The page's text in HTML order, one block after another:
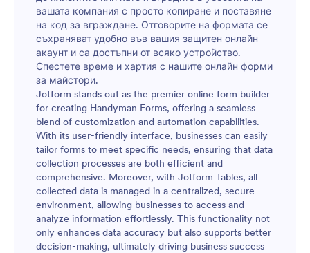
вашата компания с просто копиране и поставяне
на код за вграждане. Отговорите на формата се
съхраняват удобно във вашия защитен онлайн
акаунт и са достъпни от всяко устройство.
Спестете време и хартия с нашите онлайн форми
за майстори.
Jotform stands out as the premier online form builder
for creating Handyman Forms, offering a seamless
blend of customization and automation capabilities.
With its user-friendly interface, businesses can easily
tailor forms to meet specific needs, ensuring that data
collection processes are both efficient and
comprehensive. Moreover, with Jotform Tables, all
collected data is managed in a centralized, secure
environment, allowing businesses to access and
analyze information effortlessly. This functionality not
only enhances data accuracy but also supports better
decision-making, ultimately driving business success